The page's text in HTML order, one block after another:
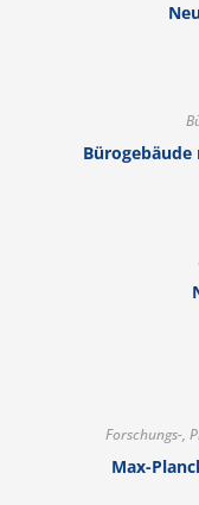
Forschungs-,
Max-